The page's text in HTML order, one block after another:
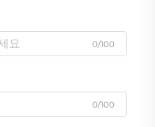
0/100
0/100